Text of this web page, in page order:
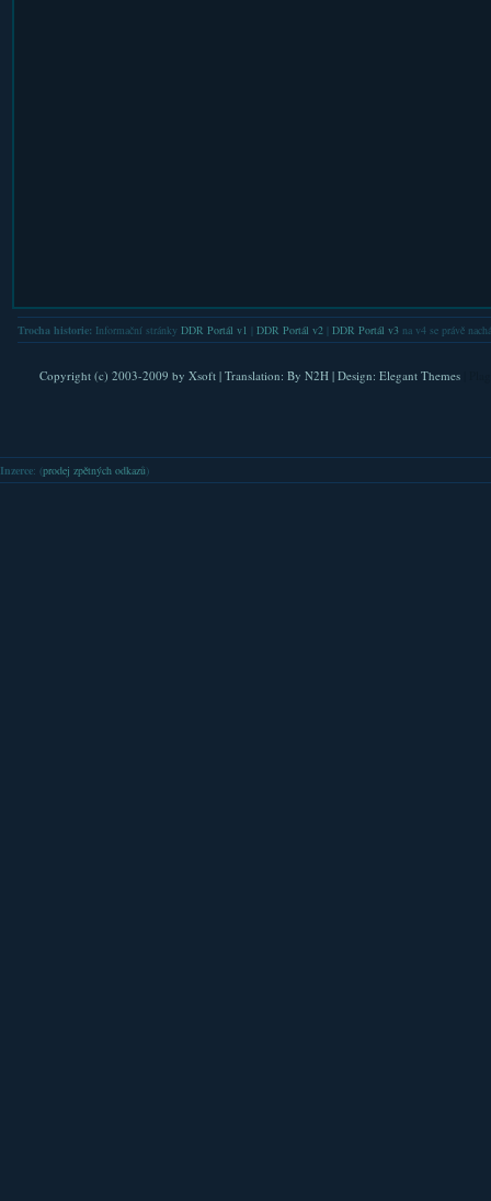
Trocha historie: Informační stránky DDR Portál v1 DDR Portál v2| DDR Portál v3na v4 se právě
Copyright (c) 2003-2009 by Xsoft| Translation: By N2H| Design: Elegant Themes
Inzerce: (prodej zpětných odkazů )